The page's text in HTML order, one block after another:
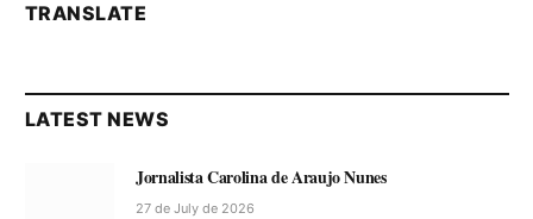
TRANSLATE
LATEST NEWS
Jornalista Carolina de Araujo Nunes
27 de July de 2026